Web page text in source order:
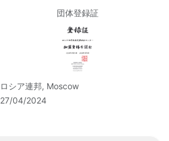
団体登録証
ロシア連邦, Moscow
27/04/2024